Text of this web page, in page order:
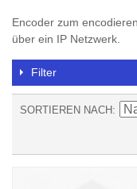
Encoder zum
über ein IP Netzwerk.
Filter
SORTIEREN NACH